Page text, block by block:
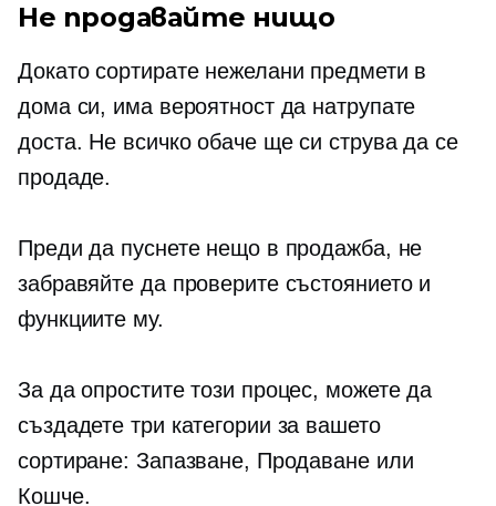
Не продавайте нищо
Докато сортирате нежелани предмети в
дома си, има вероятност да натрупате
доста. Не всичко обаче ще си струва да се
продаде.
Преди да пуснете нещо в продажба, не
забравяйте да проверите състоянието и
функциите му.
За да опростите този процес, можете да
създадете три категории за вашето
сортиране: Запазване, Продаване или
Кошче.